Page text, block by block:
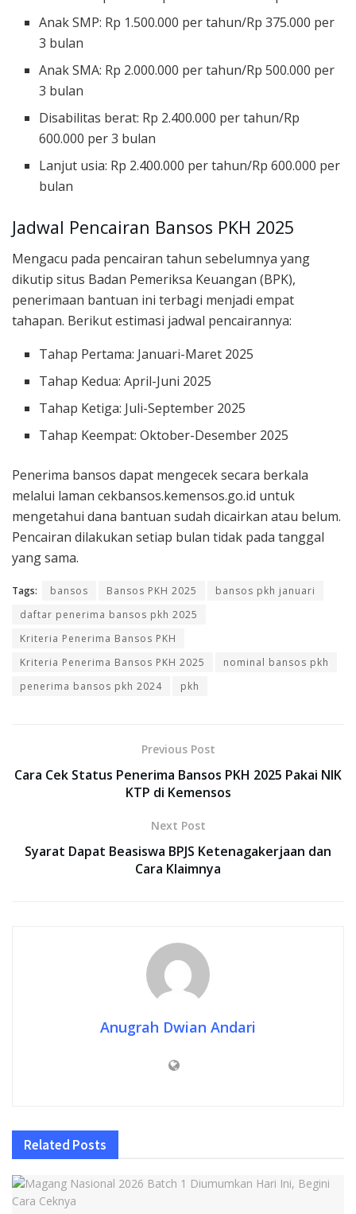
Anak SMP: Rp 1.500.000 per tahun/Rp 375.000 per
3 bulan
Anak SMA: Rp 2.000.000 per tahun/Rp 500.000 per
3 bulan
Disabilitas berat: Rp 2.400.000 per tahun/Rp
600.000 per 3 bulan
Lanjut usia: Rp 2.400.000 per tahun/Rp 600.000 per
bulan
Jadwal Pencairan Bansos PKH 2025
Mengacu pada pencairan tahun sebelumnya yang
dikutip situs Badan Pemeriksa Keuangan (BPK),
penerimaan bantuan ini terbagi menjadi empat
tahapan. Berikut estimasi jadwal pencairannya:
Tahap Pertama: Januari-Maret 2025
Tahap Kedua: April-Juni 2025
Tahap Ketiga: Juli-September 2025
Tahap Keempat: Oktober-Desember 2025
Penerima bansos dapat mengecek secara berkala
melalui laman cekbansos.kemensos.go.id untuk
mengetahui dana bantuan sudah dicairkan atau belum.
Pencairan dilakukan setiap bulan tidak pada tanggal
yang sama.
Tags: bansos Bansos PKH 2025
bansos pkh januari
daftar penerima bansos pkh 2025
Kriteria Penerima Bansos PKH
Kriteria Penerima Bansos PKH 2025
nominal bansos pkh
penerima bansos pkh 2024
pkh
Previous Post
Cara Cek Status Penerima Bansos PKH 2025 Pakai NIK
KTP di Kemensos
Next Post
Syarat Dapat Beasiswa BPJS Ketenagakerjaan dan
Cara Klaimnya
Anugrah Dwian Andari
Related Posts